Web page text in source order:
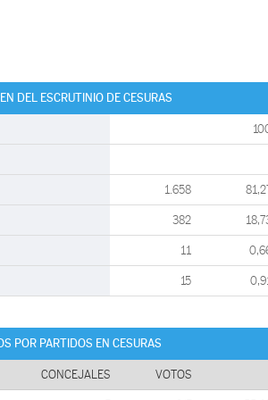
DEL ESCRUTINIO DE CESURAS
1.658
382
11
15
POR PARTIDOS EN CESURAS
CONCEJALES VOTOS